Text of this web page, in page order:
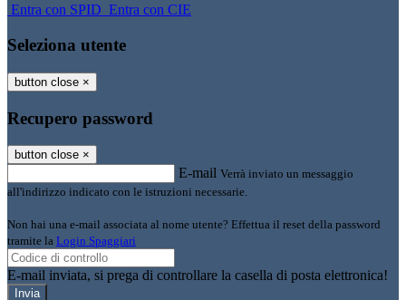
Entra con SPID Entra con CIE
Seleziona utente
button close ×
Recupero password
button close ×
E-mail Verrà inviato un messaggio
all'indirizzo indicato con le istruzioni necessarie.
Non hai una e-mail associata al nome utente? Effettua il reset della password
tramite la Login Spaggiari
E-mail inviata, si prega di controllare la casella di posta elettronica!